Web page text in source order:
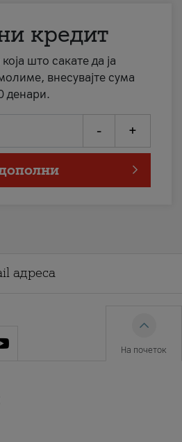
кредит
што сакате да ја
внесувајте сума
денари.
- +
На почеток